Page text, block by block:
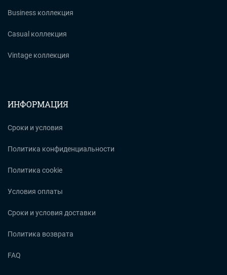
Business коллекция
Casual коллекция
Vintage коллекция
ИНФОРМАЦИЯ
Сроки и условия
Политика конфиденциальности
Политика cookie
Условия оплаты
Сроки и условия доставки
Политика возврата
FAQ